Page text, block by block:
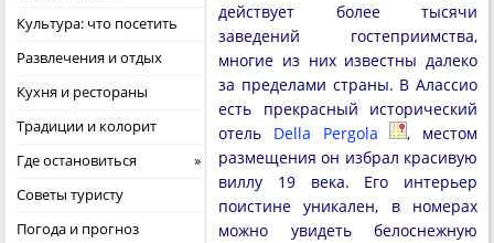
Культура: что посетить
Развлечения и отдых
Кухня и рестораны
Традиции и колорит
Где остановиться
Советы туристу
Погода и прогноз
действует более тысячи
заведений гостеприимства,
многие из них известны далеко
за пределами страны. В Алассио
есть прекрасный исторический
отель Della Pergola
, местом
размещения он избрал красивую
виллу 19 века. Его интерьер
поистине уникален, в номерах
можно увидеть белоснежную